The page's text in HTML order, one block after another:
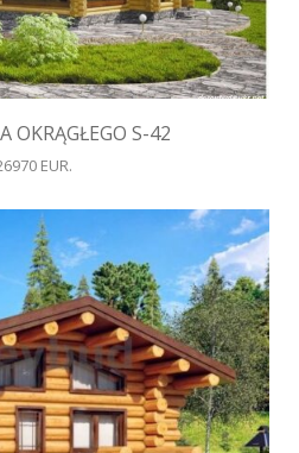
OKRĄGŁEGO S-42
EUR.